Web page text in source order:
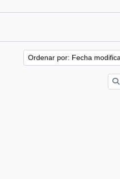
Ordenar por: Fecha